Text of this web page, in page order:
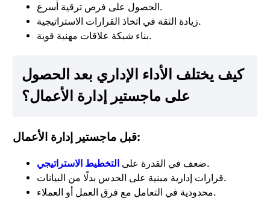
الحصول على فرص ترقية أسرع.
زيادة الثقة في اتخاذ القرارات الاستراتيجية.
بناء شبكة علاقات مهنية قوية.
كيف يختلف الأداء الإداري بعد الحصول
على ماجستير إدارة الأعمال؟
قبل ماجستير إدارة الأعمال:
ضعف في القدرة على التخطيط الاستراتيجي
.
قرارات إدارية مبنية على الحدس بدلًا من البيانات.
محدودية في التعامل مع فرق العمل أو العملاء.